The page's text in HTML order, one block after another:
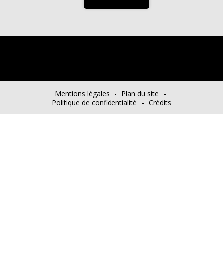
Mentions légales
Plan du site
Politique de confidentialité
Crédits